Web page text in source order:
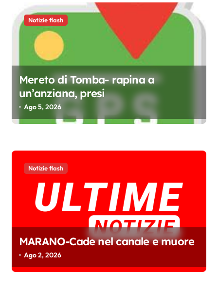
i
Notizie flash
Mereto di Tomba- rapina a
un’anziana, presi
Ago 5, 2026
Notizie flash
MARANO-Cade nel canale e muore
Ago 2, 2026